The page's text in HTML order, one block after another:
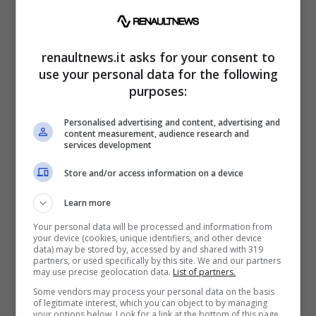
Al posteriore l’approccio è completamente
nuovo con una doppia striscia di LEDche
ospita al centro la scritta Alfa Romeo.
Lo specialista di CGI ha raccolto tutti questi
spunti e ha creato un piccolo capolavoro. Se
renaultnews.it asks for your consent to
use your personal data for the following
purposes:
Personalised advertising and content, advertising and
content measurement, audience research and
services development
Store and/or access information on a device
Learn more
Your personal data will be processed and information from
your device (cookies, unique identifiers, and other device
data) may be stored by, accessed by and shared with 319
partners, or used specifically by this site. We and our partners
may use precise geolocation data. List of partners.
Some vendors may process your personal data on the basis
of legitimate interest, which you can object to by managing